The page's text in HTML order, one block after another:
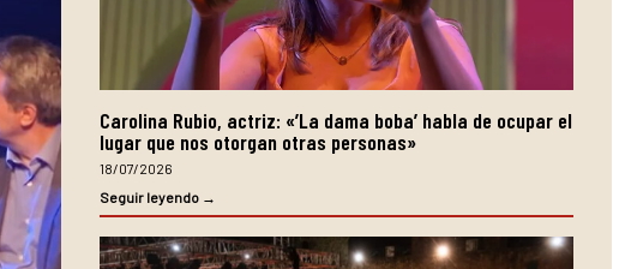
Carolina Rubio, actriz: «’La dama boba’ habla de ocupar el
lugar que nos otorgan otras personas»
18/07/2026
Seguir leyendo →